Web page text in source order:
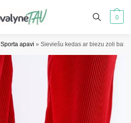
0
Sporta apavi » Sieviešu kedas ar biezu zoli